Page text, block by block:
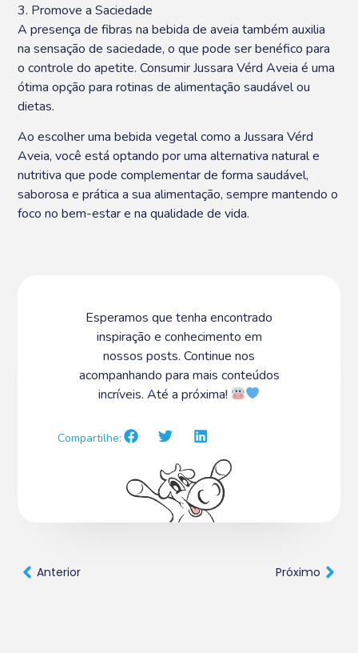
3. Promove a Saciedade
A presença de fibras na bebida de aveia também auxilia
na sensação de saciedade, o que pode ser benéfico para
o controle do apetite. Consumir Jussara Vérd Aveia é uma
ótima opção para rotinas de alimentação saudável ou
dietas.
Ao escolher uma bebida vegetal como a Jussara Vérd
Aveia, você está optando por uma alternativa natural e
nutritiva que pode complementar de forma saudável,
saborosa e prática a sua alimentação, sempre mantendo o
foco no bem-estar e na qualidade de vida.
Esperamos que tenha encontrado
inspiração e conhecimento em
nossos posts. Continue nos
acompanhando para mais conteúdos
incríveis. Até a próxima!
Compartilhe:
Anterior Próximo